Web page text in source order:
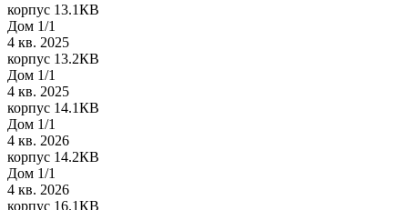
корпус 13.1КВ
Дом 1/1
4 кв. 2025
корпус 13.2КВ
Дом 1/1
4 кв. 2025
корпус 14.1КВ
Дом 1/1
4 кв. 2026
корпус 14.2КВ
Дом 1/1
4 кв. 2026
корпус 16.1КВ